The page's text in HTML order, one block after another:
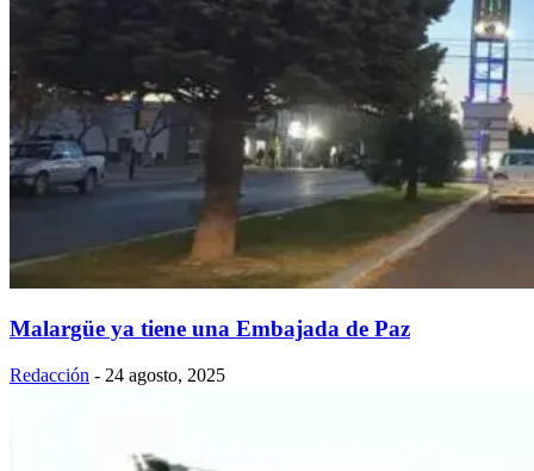
Malargüe ya tiene una Embajada de Paz
Redacción - 24 agosto, 2025